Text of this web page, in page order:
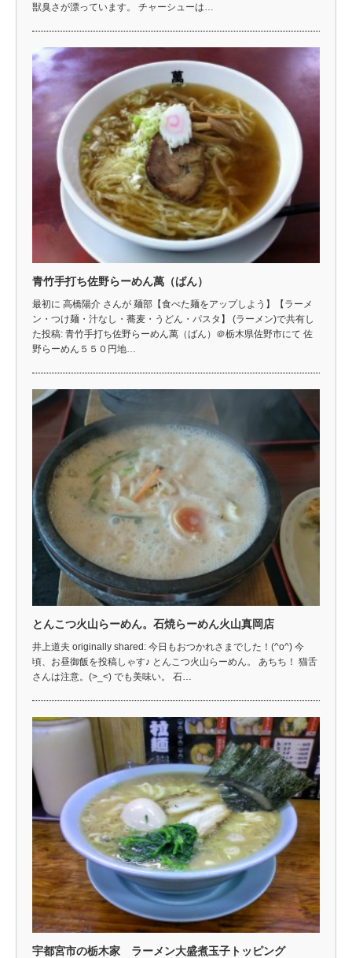
獣臭さが漂っています。 チャーシューは…
青竹手打ち佐野らーめん萬（ばん）
最初に 高橋陽介 さんが 麺部【食べた麺をアップしよう】【ラーメ
ン・つけ麺・汁なし・蕎麦・うどん・パスタ】 (ラーメン)で共有し
た投稿: 青竹手打ち佐野らーめん萬（ばん）＠栃木県佐野市にて 佐
野らーめん５５０円地…
とんこつ火山らーめん。石焼らーめん火山真岡店
井上道夫 originally shared: 今日もおつかれさまでした！(^o^) 今
頃、お昼御飯を投稿しゃす♪ とんこつ火山らーめん。 あちち！ 猫舌
さんは注意。(>_<) でも美味い。 石…
宇都宮市の栃木家 ラーメン大盛煮玉子トッピング